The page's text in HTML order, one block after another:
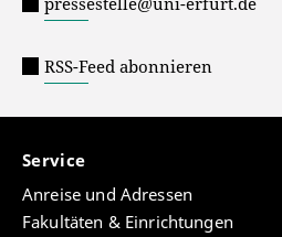
RSS-Feed abonnieren
Service
Anreise und Adressen
Fakultäten & Einrichtungen